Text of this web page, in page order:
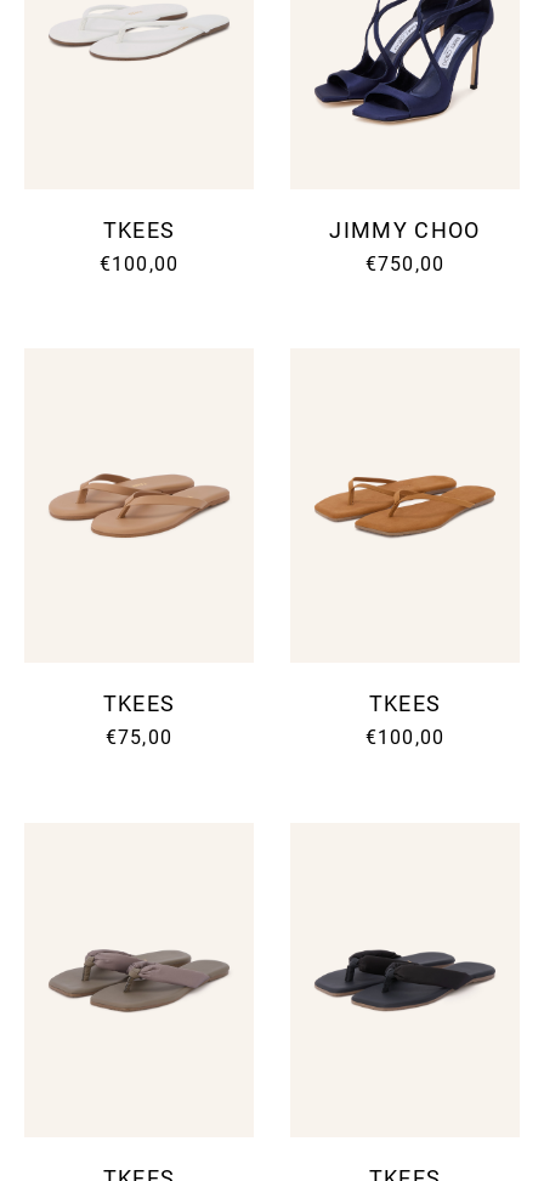
TKEES
€100,00
JIMMY CHOO
€750,00
TKEES
€75,00
TKEES
€100,00